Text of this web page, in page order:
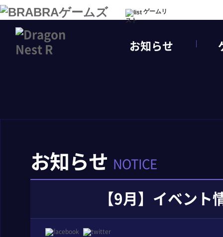
ゲームリ
スト
お知らせ
お知らせ NOTICE
【9月】イベント